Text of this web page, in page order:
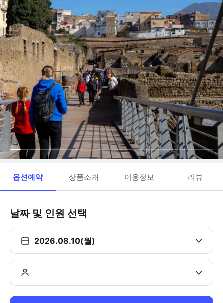
옵션예약 상품소개 이용정보 리뷰
날짜 및 인원 선택
2026.08.10(월)